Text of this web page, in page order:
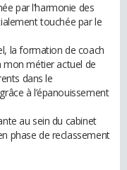
par l’harmonie des
touchée par le
la formation de coach
mon métier actuel de
dans le
à l’épanouissement
au sein du cabinet
phase de reclassement